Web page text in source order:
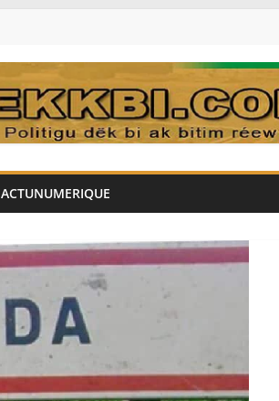
ACTUNUMERIQUE